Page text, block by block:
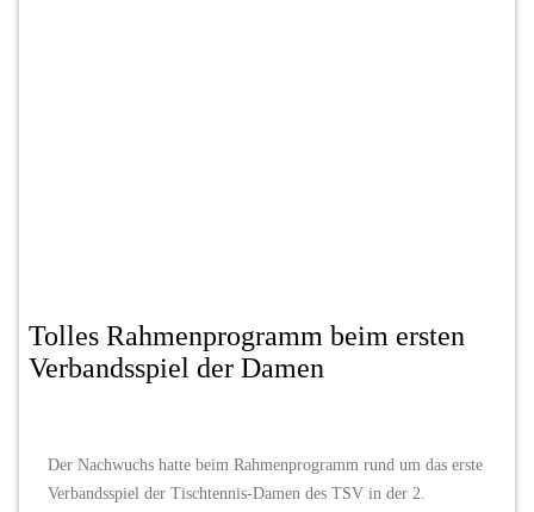
Tolles Rahmenprogramm beim ersten
Verbandsspiel der Damen
Der Nachwuchs hatte beim Rahmenprogramm rund um das erste
Verbandsspiel der Tischtennis-Damen des TSV in der 2.